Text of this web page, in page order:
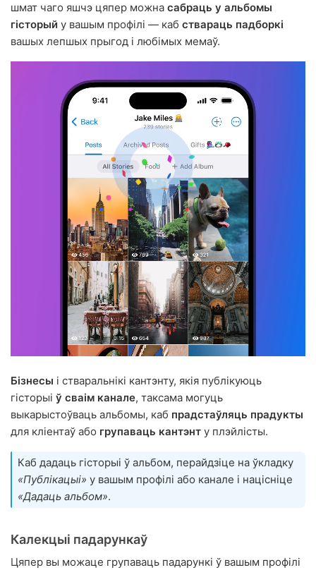
шмат чаго яшчэ цяпер можна сабраць у альбомы
гісторый у вашым профілі — каб ствараць падборкі
вашых лепшых прыгод і любімых мемаў.
Бізнесы і стваральнікі кантэнту, якія публікуюць
гісторыі ў сваім канале, таксама могуць
выкарыстоўваць альбомы, каб прадстаўляць прадукты
для кліентаў або групаваць кантэнт у плэйлісты.
Каб дадаць гісторыі ў альбом, перайдзіце на ўкладку
«Публікацыі» у вашым профілі або канале і націсніце
«Дадаць альбом».
Калекцыі падарункаў
Цяпер вы можаце групаваць падарункі ў вашым профілі